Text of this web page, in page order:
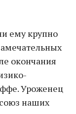
ему крупно
окончания
Уроженец
наших